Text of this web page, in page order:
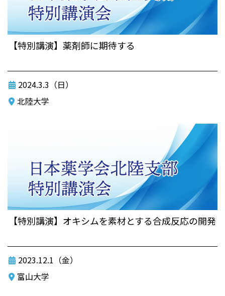
【特別講演】薬剤師に期待する
2024.3.3（日）
北陸大学
【特別講演】オキシムを素材とする合成反応の開発
2023.12.1（金）
富山大学